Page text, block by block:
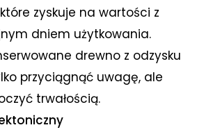
zyskuje na wartości z
dniem użytkowania.
drewno z odzysku
przyciągnąć uwagę, ale
trwałością.